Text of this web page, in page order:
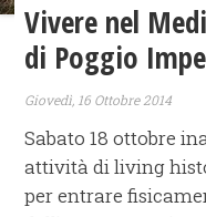
Vivere nel
di Poggio
Giovedì, 16 Ottobre 2014
Sabato 18 ottobre
attività di living
per entrare